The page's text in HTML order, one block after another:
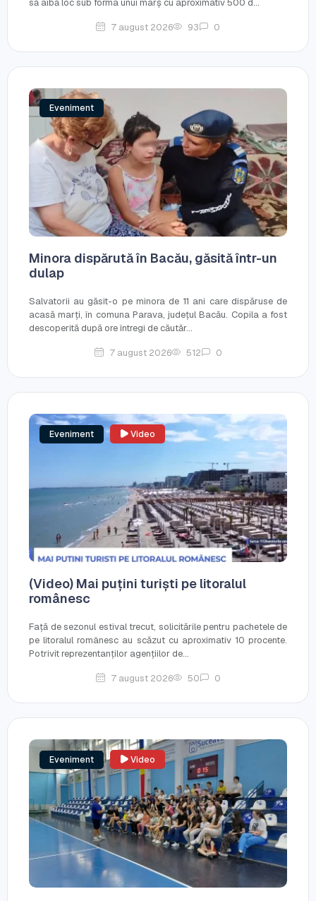
să aibă loc sub forma unui marș cu aproximativ 500 d...
7 august 2026 93 0
Eveniment
Minora dispărută în Bacău, găsită într-un
dulap
Salvatorii au găsit-o pe minora de 11 ani care dispăruse de
acasă marți, în comuna Parava, județul Bacău. Copila a fost
descoperită după ore întregi de căutăr...
7 august 2026 512 0
Eveniment Video
(Video) Mai puțini turiști pe litoralul
românesc
Față de sezonul estival trecut, solicitările pentru pachetele de
pe litoralul românesc au scăzut cu aproximativ 10 procente.
Potrivit reprezentanților agențiilor de...
7 august 2026 50 0
Eveniment Video